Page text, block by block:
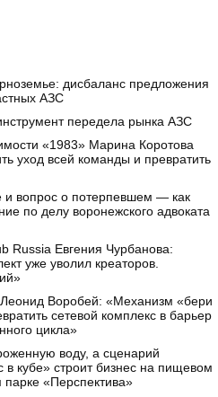
дисбаланс предложения
АЗС
передела рынка АЗС
«1983» Марина Коротова
уход всей команды и превратить
и вопрос о потерпевшем — как
по делу воронежского адвоката
Russia Евгения Чурбанова:
уже уволил креаторов.
Леонид Воробей: «Механизм «бери
сетевой комплекс в барьер
цикла»
воду, а сценарий
в кубе» строит бизнес на пищевом
«Перспектива»